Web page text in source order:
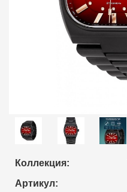
Коллекция:
Артикул: